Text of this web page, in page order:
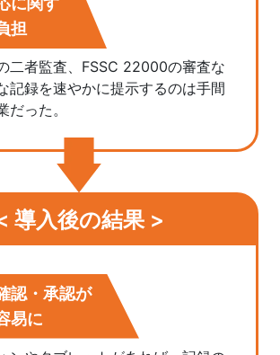
担
二者監査、FSSC 22000の審査な
記録を速やかに提示するのは手間
だった。
導入後の結果 >
認・承認が
易に